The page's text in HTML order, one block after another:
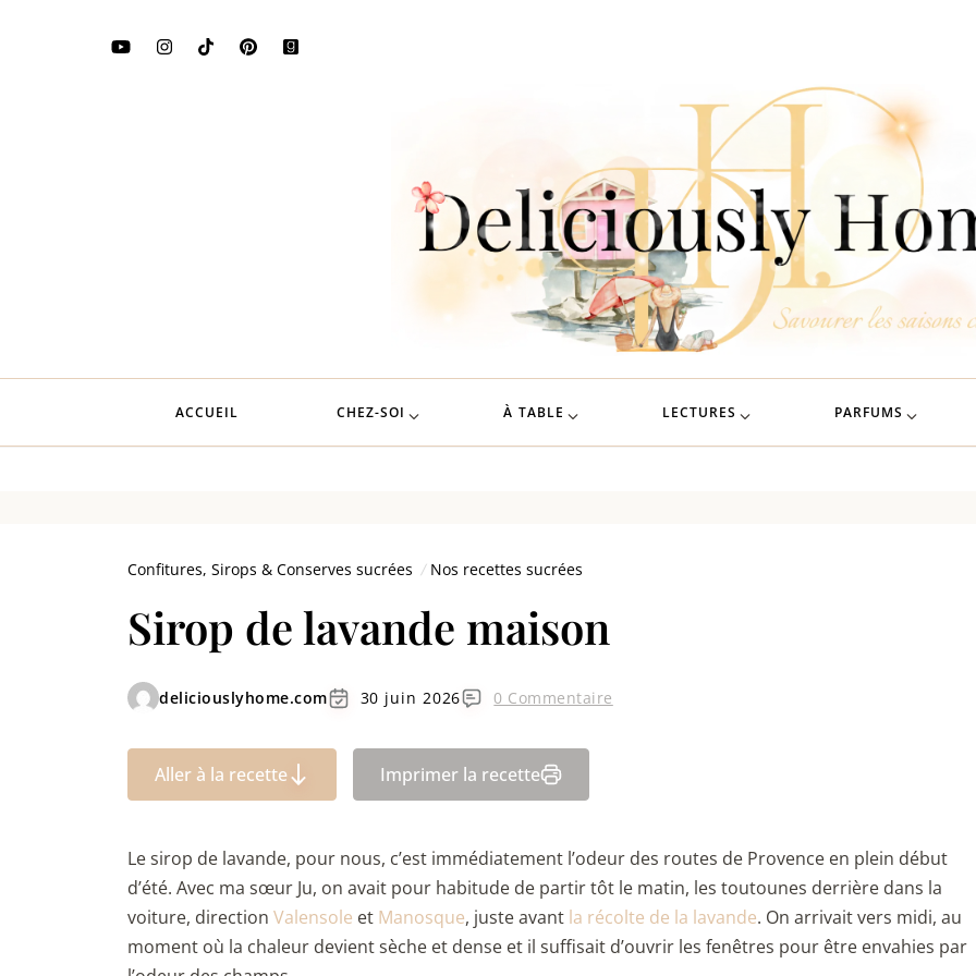
ACCUEIL CHEZ-SOI À TABLE LECTURES PARFUMS
Confitures, Sirops & Conserves sucrées Nos recettes sucrées
Sirop de lavande maison
deliciouslyhome.com 30 juin 2026 0 Commentaire
Aller à la recette Imprimer la recette
Le sirop de lavande, pour nous, c’est immédiatement l’odeur des routes de Provence en plein début
d’été. Avec ma sœur Ju, on avait pour habitude de partir tôt le matin, les toutounes derrière dans la
voiture, direction Valensole et Manosque, juste avant la récolte de la lavande. On arrivait vers midi, au
moment où la chaleur devient sèche et dense et il suffisait d’ouvrir les fenêtres pour être envahies par